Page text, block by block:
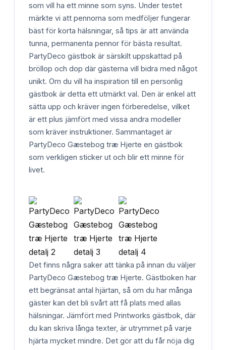
som vill ha ett minne som syns. Under testet
märkte vi att pennorna som medföljer fungerar
bäst för korta hälsningar, så tips är att använda
tunna, permanenta pennor för bästa resultat.
PartyDeco gästbok är särskilt uppskattad på
bröllop och dop där gästerna vill bidra med något
unikt. Om du vill ha inspiration till en personlig
gästbok är detta ett utmärkt val. Den är enkel att
sätta upp och kräver ingen förberedelse, vilket
är ett plus jämfört med vissa andra modeller
som kräver instruktioner. Sammantaget är
PartyDeco Gæstebog træ Hjerte en gästbok
som verkligen sticker ut och blir ett minne för
livet.
Det finns några saker att tänka på innan du väljer
PartyDeco Gæstebog træ Hjerte. Gästboken har
ett begränsat antal hjärtan, så om du har många
gäster kan det bli svårt att få plats med allas
hälsningar. Jämfört med Printworks gästbok, där
du kan skriva långa texter, är utrymmet på varje
hjärta mycket mindre. Det gör att du får nöja dig